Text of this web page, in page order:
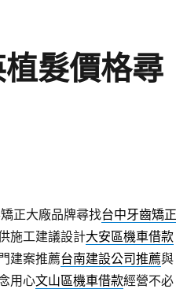
髮價格尋
正大廠品牌尋找台中牙齒矯正
施工建議設計大安區機車借款
建案推薦台南建設公司推薦與
用心文山區機車借款經營不必